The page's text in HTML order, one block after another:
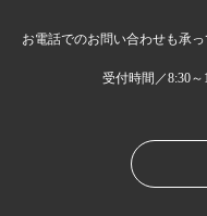
お電話でのお問い合わせも承
受付時間／8:30